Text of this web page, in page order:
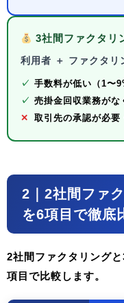
3社間ファクタリ
利用者 ＋ ファクタリ
✓ 手数料が低い（1〜
✓ 売掛金回収業務がな
✕
取引先の承認が必要
2｜2社間ファ
を6項目で徹底
2社間ファクタリング
項目で比較します。